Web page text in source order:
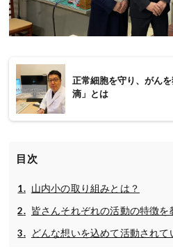
正常細胞を守り、がん
滴」とは
目次
山内小の取り組みとは？
皆さんそれぞれの活動の特徴を
どんな想いを込めて活動されて